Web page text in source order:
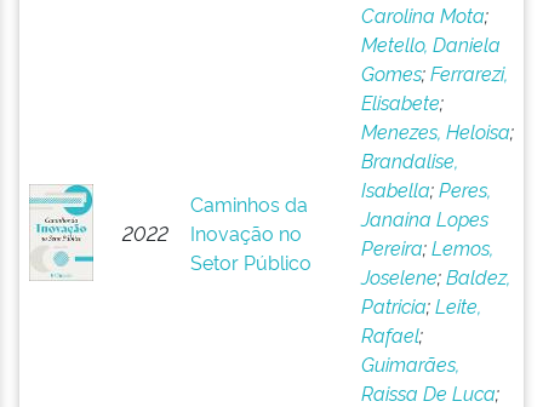
2022
Caminhos da
Inovação no
Setor Público
Carolina Mota;
Metello, Daniela
Gomes;Ferrarezi,
Elisabete;
Menezes, Heloisa;
Brandalise,
Isabella;Peres,
Janaina Lopes
Pereira;Lemos,
Joselene;Baldez,
Patricia;Leite,
Rafael;
Guimarães,
Raissa De Luca;